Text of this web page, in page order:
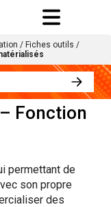
/ Fiches outils /
Fonction
permettant de
son propre
des